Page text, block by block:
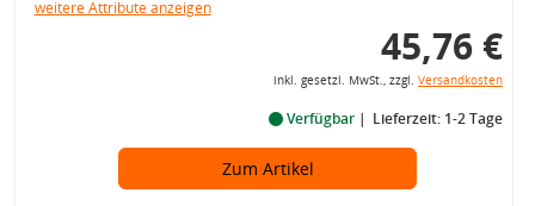
weitere Attribute anzeigen
45,76 €
inkl. gesetzl. MwSt., zzgl. Versandkosten
Verfügbar Lieferzeit: 1-2 Tage
Zum Artikel